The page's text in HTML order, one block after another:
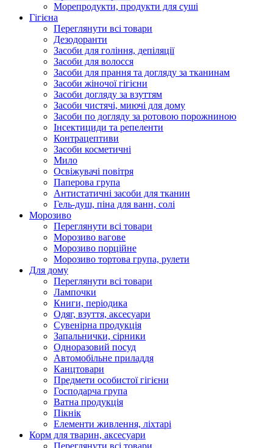
Морепродукти, продукти для суші
Гігієна
Переглянути всі товари
Дезодоранти
Засоби для гоління, депіляції
Засоби для волосся
Засоби для прання та догляду за тканинам
Засоби жіночої гігієни
Засоби догляду за взуттям
Засоби чистячі, миючі для дому
Засоби по догляду за ротовою порожниною
Інсектициди та репеленти
Контрацептиви
Засоби косметичні
Мило
Освіжувачі повітря
Паперова група
Антистатичні засоби для тканин
Гель-душ, піна для ванн, солі
Морозиво
Переглянути всі товари
Морозиво вагове
Морозиво порційне
Морозиво тортова група, рулети
Для дому
Переглянути всі товари
Лампочки
Книги, періодика
Одяг, взуття, аксесуари
Сувенірна продукція
Запальнички, сірники
Одноразовий посуд
Автомобільне приладдя
Канцтовари
Предмети особистої гігієни
Господарча група
Ватна продукція
Пікнік
Елементи живлення, ліхтарі
Корм для тварин, аксесуари
Переглянути всі товари